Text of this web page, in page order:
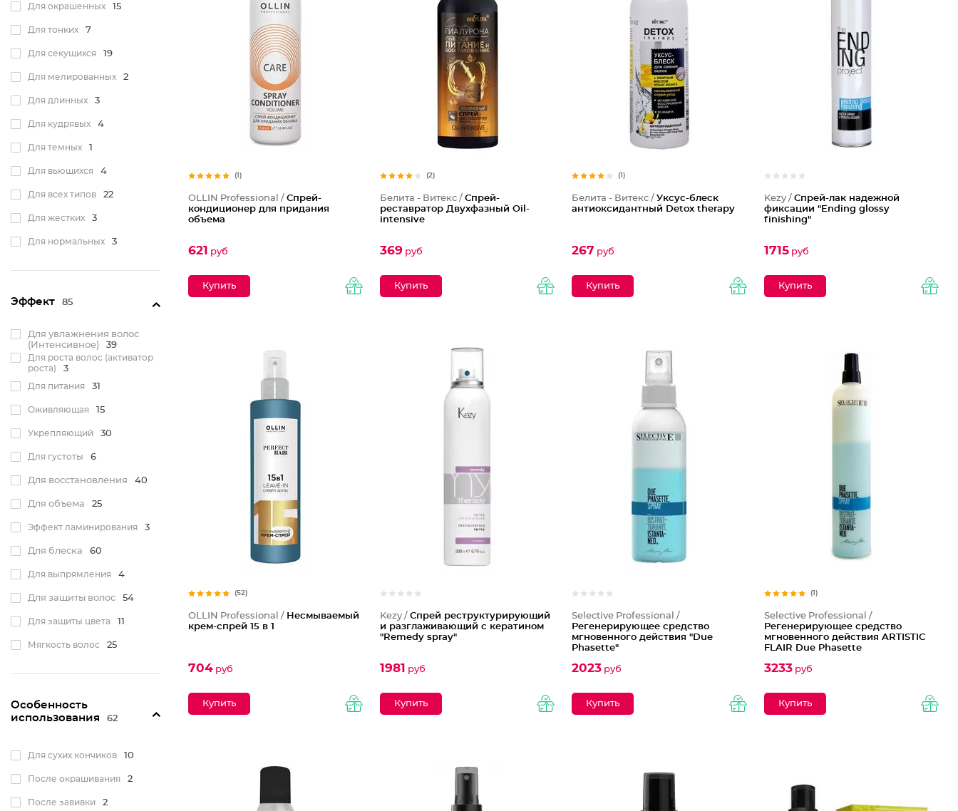
Для окрашенных 15
Для тонких 7
Для секущихся 19
Для мелированных 2
Для длинных 3
Для кудрявых 4
Для темных 1
Для вьющихся 4
Для всех типов 22
Для жестких 3
Для нормальных 3
Для ослабленных 5
Для светлых 2
Для тусклых 17
Для блондинок
Для коротких
Склонные к выпадению
Для натуральных 2
Для пористых 4
Эффект 85
Для увлажнения волос
(Интенсивное)
39
Для роста волос (активатор
роста)
3
Для питания 31
Оживляющая 15
Укрепляющий 30
Для густоты 6
Для восстановления 40
Для объема 25
Эффект ламинирования 3
Для блеска 60
Для выпрямления 4
Для защиты волос 54
Для защиты цвета 11
Мягкость волос 25
Разглаживание 10
Упругость
Эластичность
Особенность
использования
62
Для сухих кончиков 10
После окрашивания 2
После завивки 2
(1)
OLLIN Professional / Спрей-
кондиционер для придания
объема
621 руб
(2)
Белита - Витекс / Спрей-
реставратор Двухфазный Oil-
intensive
369руб
(1)
Белита - Витекс /Уксус-блеск
антиоксидантный Detox therapy
267 руб
Kezy / Спрей-лак надежной
фиксации "Ending glossy
finishing"
1715руб
(52)
OLLIN Professional / Несмываемый
крем-спрей 15 в 1
704руб
Kezy / Спрей реструктурирующий
и разглаживающий с кератином
"Remedy spray"
1981 руб
Selective Professional /
Регенерирующее средство
мгновенного действия "Due
Phasette"
2023 руб
(1)
Selective Professional /
Регенерирующее средство
мгновенного действия ARTISTIC
FLAIR Due Phasette
3233руб